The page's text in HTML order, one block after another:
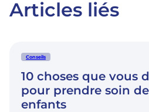
Articles liés
Conseils
10 choses que vous
pour prendre soin
enfants